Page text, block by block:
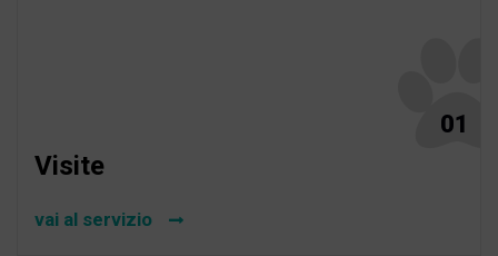
01
Visite
vai al servizio